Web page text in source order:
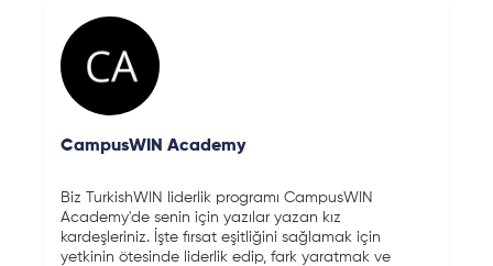
CampusWIN Academy
Biz TurkishWIN liderlik programı CampusWIN
Academy'de senin için yazılar yazan kız
kardeşleriniz. İşte fırsat eşitliğini sağlamak için
yetkinin ötesinde liderlik edip, fark yaratmak ve